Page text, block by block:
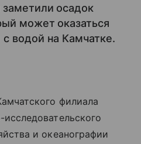
осадок
может оказаться
водой на Камчатке.
филиала
и океанографии